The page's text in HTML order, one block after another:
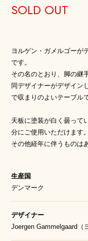
SOLD OUT
ヨルゲン・ガメルゴーが
です。
その名のとおり、脚の継
同デザイナーがデザイン
で収まりのよいテーブル
天板に塗装が白く曇って
分にご使用いただけます。
その他経年に伴うものは
生産国
デンマーク
デザイナー
Joergen Gammelgaard（